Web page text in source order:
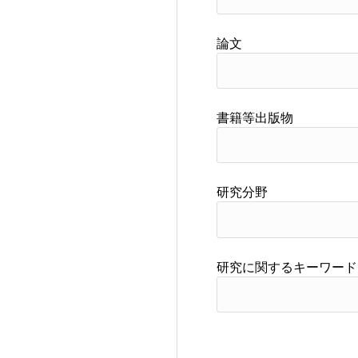
論文
書籍等出版物
研究分野
研究に関するキーワード